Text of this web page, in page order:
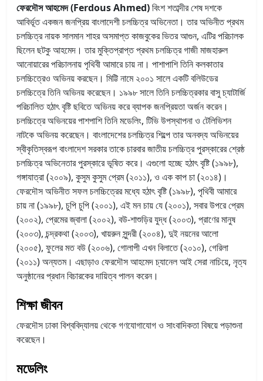
ফেরদৌস আহমেদ (Ferdous Ahmed)বিংশ শতাব্দীর শেষ দশকে
আবির্ভূত একজন জনপ্রিয় বাংলাদেশী চলচ্চিত্র অভিনেতা। তার অভিনীত প্রথম
চলচ্চিত্র নায়ক সালমান শাহর অসমাপ্ত কাজবুকের ভিতর আগুন, এটির পরিচালক
ছিলেন ছটকু আহমেদ। তার মুক্তিপ্রাপ্ত প্রথম চলচ্চিত্র গাজী মাজহারুল
আনোয়ারের পরিচালনায় পৃথিবী আমারে চায় না। পাশাপাশি তিনি কলকাতার
চলচ্চিত্রেও অভিনয় করছেন। মিট্টি নামে ২০০১ সালে একটি বলিউডের
চলচ্চিত্রে তিনি অভিনয় করেছেন। ১৯৯৮ সালে তিনি চলচ্চিত্রকার বাসু চ্যাটার্জি
পরিচালিত হঠাৎ বৃষ্টি ছবিতে অভিনয় করে ব্যাপক জনপ্রিয়তা অর্জন করেন।
চলচ্চিত্রে অভিনয়ের পাশপাশি তিনি মডেলিং, টিভি উপস্থাপনা ও টেলিভিশন
নাটকে অভিনয় করেছেন। বাংলাদেশের চলচ্চিত্র শিল্পে তার অনবদ্য অভিনয়ের
স্বীকৃতিস্বরূপ বাংলাদেশ সরকার তাকে চারবার জাতীয় চলচ্চিত্র পুরস্কারের শ্রেষ্ঠ
চলচ্চিত্র অভিনেতার পুরস্কারে ভূষিত করে। এগুলো হচ্ছে হঠাৎ বৃষ্টি (১৯৯৮),
গঙ্গাযাত্রা (২০০৯), কুসুম কুসুম প্রেম (২০১১), ও এক কাপ চা (২০১৪)।
ফেরদৌস অভিনীত সফল চলচ্চিত্রের মধ্যে হঠাৎ বৃষ্টি (১৯৯৮), পৃথিবী আমারে
চায় না (১৯৯৮), চুপি চুপি (২০০১), এই মন চায় যে (২০০১), সবার উপরে প্রেম
(২০০২), প্রেমের জ্বালা (২০০২), বউ-শাশুড়ির যুদ্ধ (২০০৩), প্রাণের মানুষ
(২০০৩), চন্দ্রকথা (২০০৩), খায়রুন সুন্দরী (২০০৪), দুই নয়নের আলো
(২০০৫), ফুলের মত বউ (২০০৬), গোলাপী এখন বিলাতে (২০১০), গেরিলা
(২০১১) অন্যতম। এছাড়াও ফেরদৌস আহমেদ চ্যানেল আই সেরা নাচিয়ে, নৃত্য
অনুষ্ঠানের প্রধান বিচারকের দায়িত্ব পালন করেন।
শিক্ষা জীবন
ফেরদৌস ঢাকা বিশ্ববিদ্যালয় থেকে গণযোগাযোগ ও সাংবাদিকতা বিষয়ে পড়াশুনা
করেছেন।
মডেলিং